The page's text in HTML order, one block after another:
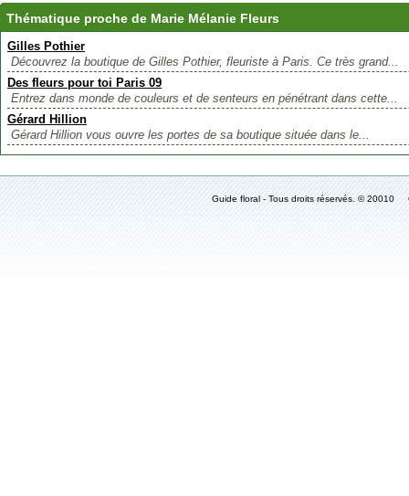
Thématique proche de Marie Mélanie Fleurs
Gilles Pothier
Découvrez la boutique de Gilles Pothier, fleuriste à Paris. Ce très grand...
Des fleurs pour toi Paris 09
Entrez dans monde de couleurs et de senteurs en pénétrant dans cette...
Gérard Hillion
Gérard Hillion vous ouvre les portes de sa boutique située dans le...
Guide floral - Tous droits réservés. ©